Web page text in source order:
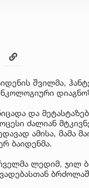
შვილმა,
და
ძალიან
ამისა, მამა
ბაიდენმა.
ლედიმ, ჯილ